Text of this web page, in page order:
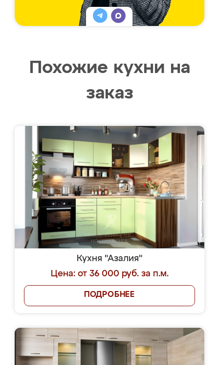
Похожие кухни на
заказ
Кухня "Азалия"
Цена: от 36 000 руб. за п.м.
ПОДРОБНЕЕ